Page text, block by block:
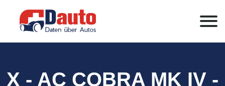
X - AC COBRA MK IV -